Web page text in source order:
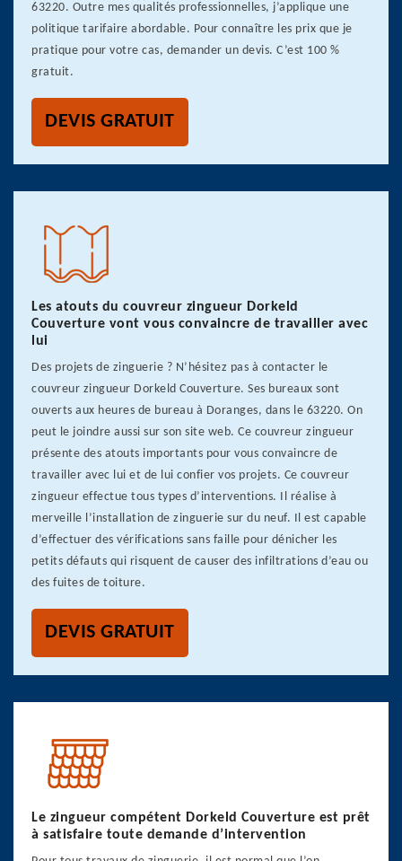
63220. Outre mes qualités professionnelles, j’applique une
politique tarifaire abordable. Pour connaître les prix que je
pratique pour votre cas, demander un devis. C’est 100 %
gratuit.
DEVIS GRATUIT
Les atouts du couvreur zingueur Dorkeld
Couverture vont vous convaincre de travailler avec
lui
Des projets de zinguerie ? N’hésitez pas à contacter le
couvreur zingueur Dorkeld Couverture. Ses bureaux sont
ouverts aux heures de bureau à Doranges, dans le 63220. On
peut le joindre aussi sur son site web. Ce couvreur zingueur
présente des atouts importants pour vous convaincre de
travailler avec lui et de lui confier vos projets. Ce couvreur
zingueur effectue tous types d’interventions. Il réalise à
merveille l’installation de zinguerie sur du neuf. Il est capable
d’effectuer des vérifications sans faille pour dénicher les
petits défauts qui risquent de causer des infiltrations d’eau ou
des fuites de toiture.
DEVIS GRATUIT
Le zingueur compétent Dorkeld Couverture est prêt
à satisfaire toute demande d’intervention